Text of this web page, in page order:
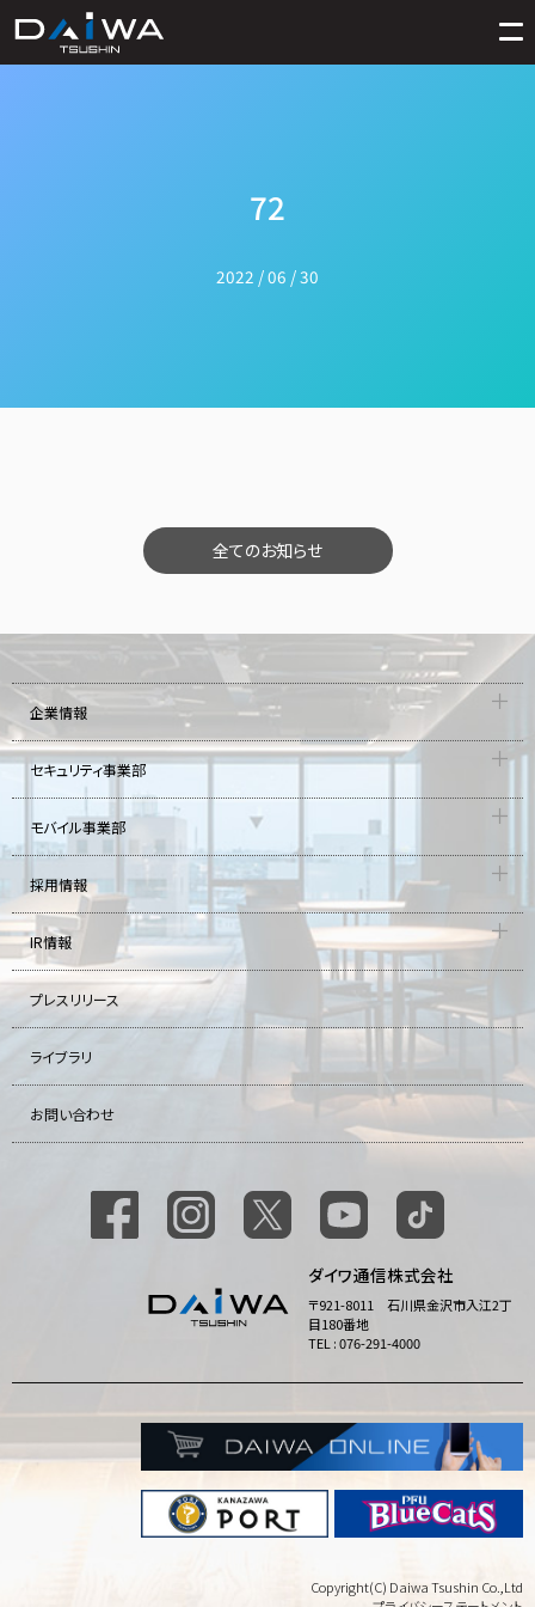
72
2022 / 06 / 30
全てのお知らせ
企業情報
セキュリティ事業部
モバイル事業部
採用情報
IR情報
プレスリリース
ライブラリ
お問い合わせ
ダイワ通信株式会社
〒921-8011 石川県金沢市入江2丁
目180番地
TEL : 076-291-4000
Copyright(C) Daiwa Tsushin Co.,Ltd